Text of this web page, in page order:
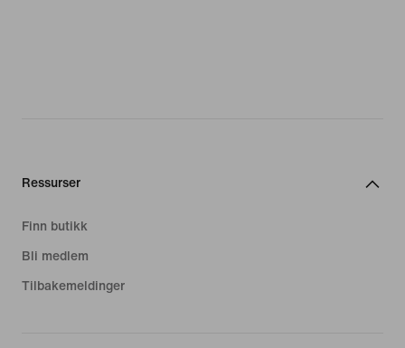
Ressurser
Finn butikk
Bli medlem
Tilbakemeldinger